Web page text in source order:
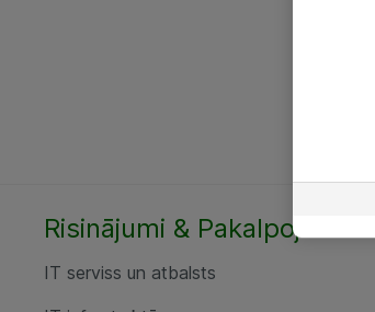
Risinājumi & Pakalpojumi
IT serviss un atbalsts